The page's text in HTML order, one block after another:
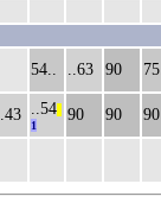
54.. ..63 90
..43 ..54
1
90 90
90